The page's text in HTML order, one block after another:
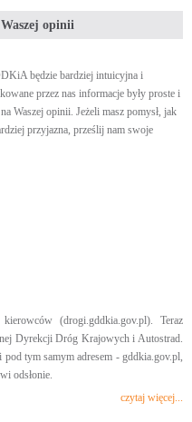
opinii
będzie bardziej intuicyjna i
przez nas informacje były proste i
Waszej opinii. Jeżeli masz pomysł, jak
przyjazna, prześlij nam swoje
(drogi.gddkia.gov.pl). Teraz
Dyrekcji Dróg Krajowych i Autostrad.
tym samym adresem - gddkia.gov.pl,
odsłonie.
czytaj więcej...